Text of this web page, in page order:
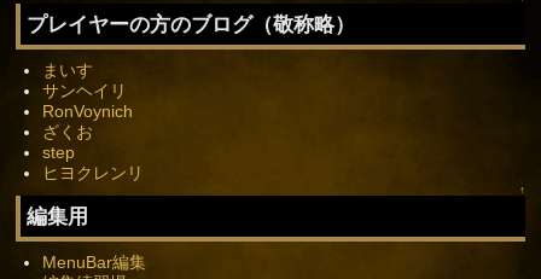
プレイヤーの方のブログ（敬称略）
まいす
サンヘイリ
RonVoynich
ざくお
step
ヒヨクレンリ
↑
編集用
MenuBar編集